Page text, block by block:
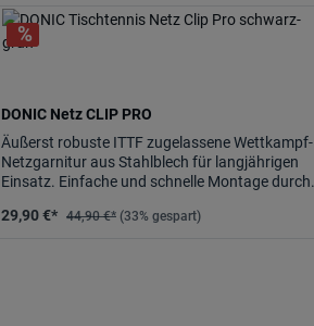
DONIC Netz CLIP PRO
Äußerst robuste ITTF zugelassene Wettkampf-
Netzgarnitur aus Stahlblech für langjährigen
Einsatz. Einfache und schnelle Montage durch
29,90 €* 44,90 €* (33% gespart)